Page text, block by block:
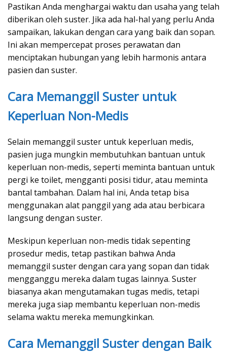
Pastikan Anda menghargai waktu dan usaha yang telah
diberikan oleh suster. Jika ada hal-hal yang perlu Anda
sampaikan, lakukan dengan cara yang baik dan sopan.
Ini akan mempercepat proses perawatan dan
menciptakan hubungan yang lebih harmonis antara
pasien dan suster.
Cara Memanggil Suster untuk
Keperluan Non-Medis
Selain memanggil suster untuk keperluan medis,
pasien juga mungkin membutuhkan bantuan untuk
keperluan non-medis, seperti meminta bantuan untuk
pergi ke toilet, mengganti posisi tidur, atau meminta
bantal tambahan. Dalam hal ini, Anda tetap bisa
menggunakan alat panggil yang ada atau berbicara
langsung dengan suster.
Meskipun keperluan non-medis tidak sepenting
prosedur medis, tetap pastikan bahwa Anda
memanggil suster dengan cara yang sopan dan tidak
mengganggu mereka dalam tugas lainnya. Suster
biasanya akan mengutamakan tugas medis, tetapi
mereka juga siap membantu keperluan non-medis
selama waktu mereka memungkinkan.
Cara Memanggil Suster dengan Baik